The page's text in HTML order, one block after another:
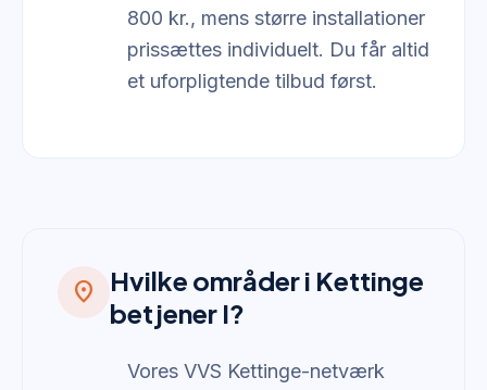
800 kr., mens større installationer
prissættes individuelt. Du får altid
et uforpligtende tilbud først.
location_on
Hvilke områder i Kettinge
betjener I?
Vores VVS Kettinge-netværk